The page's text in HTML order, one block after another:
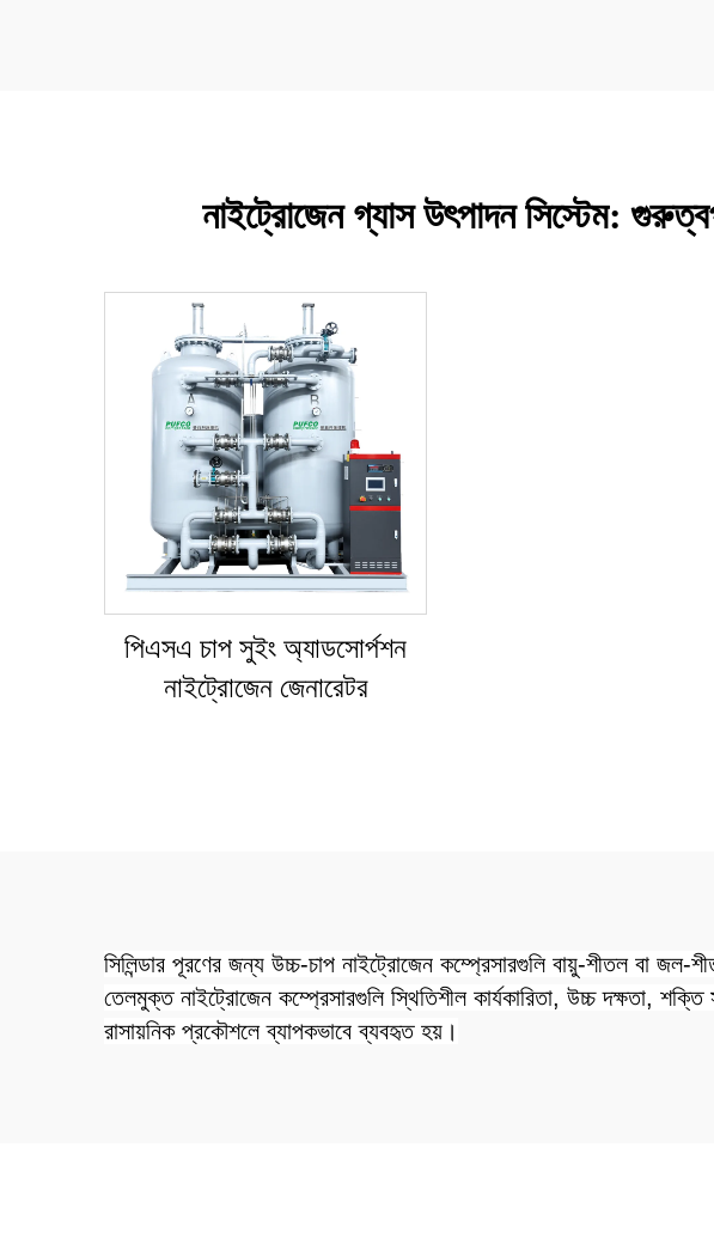
নাইট্রোজেন গ্যাস উৎপাদন সিস্টেম:
পিএসএ চাপ সুইং অ্যাডসোর্পশন
নাইট্রোজেন জেনারেটর
সিলিন্ডার পূরণের জন্য উচ্চ-চাপ নাইট্রোজেন কম্প্রেসারগুলি বায়ু-শীতল বা জল-
তেলমুক্ত নাইট্রোজেন কম্প্রেসারগুলি স্থিতিশীল কার্যকারিতা, উচ্চ দক্ষতা,
রাসায়নিক প্রকৌশলে ব্যাপকভাবে ব্যবহৃত হয়।